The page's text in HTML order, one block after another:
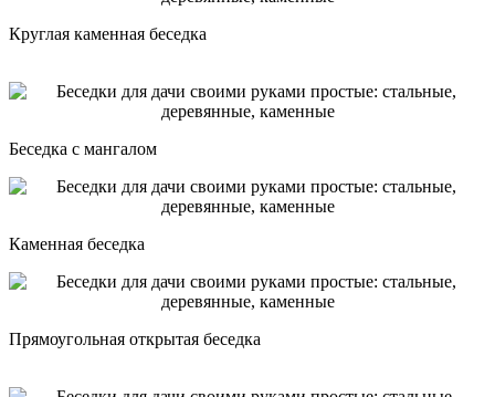
Круглая каменная беседка
Беседка с мангалом
Каменная беседка
Прямоугольная открытая беседка